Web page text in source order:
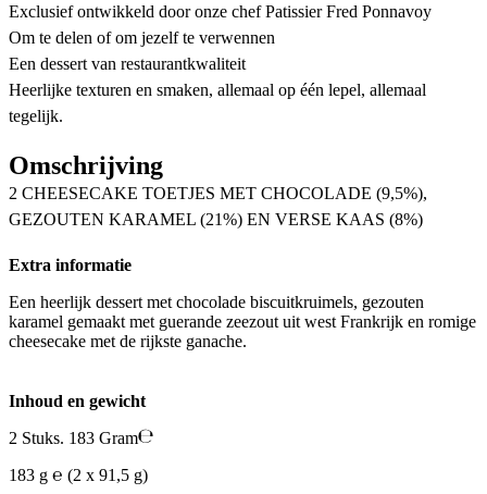
Exclusief ontwikkeld door onze chef Patissier Fred Ponnavoy
Om te delen of om jezelf te verwennen
Een dessert van restaurantkwaliteit
Heerlijke texturen en smaken, allemaal op één lepel, allemaal
tegelijk.
Omschrijving
2 CHEESECAKE TOETJES MET CHOCOLADE (9,5%),
GEZOUTEN KARAMEL (21%) EN VERSE KAAS (8%)
Extra informatie
Een heerlijk dessert met chocolade biscuitkruimels, gezouten
karamel gemaakt met guerande zeezout uit west Frankrijk en romige
cheesecake met de rijkste ganache.
Inhoud en gewicht
2 Stuks. 183 Gram
183 g ℮ (2 x 91,5 g)